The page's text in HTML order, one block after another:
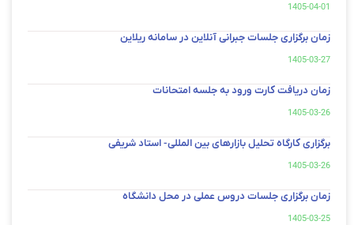
1405-04-01
زمان برگزاری جلسات جبرانی آنلاین در سامانه ریلاین
1405-03-27
زمان دریافت کارت ورود به جلسه امتحانات
1405-03-26
برگزاری کارگاه تحلیل بازارهای بین المللی- استاد شریفی
1405-03-26
زمان برگزاری جلسات دروس عملی در محل دانشگاه
1405-03-25